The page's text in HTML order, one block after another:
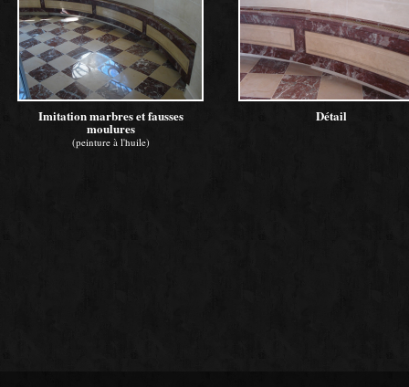
Imitation marbres et fausses
moulures
(peinture à l'huile)
Détail